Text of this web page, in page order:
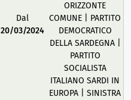
Dal
20/03/2024
ORIZZONTE
COMUNE | PARTITO
DEMOCRATICO
DELLA SARDEGNA |
PARTITO
SOCIALISTA
ITALIANO SARDI IN
EUROPA | SINISTRA